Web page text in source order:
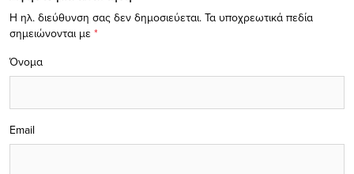
Η ηλ. διεύθυνση σας δεν δημοσιεύεται. Τα υποχρεωτικά πεδία
σημειώνονται με *
Όνομα
Email